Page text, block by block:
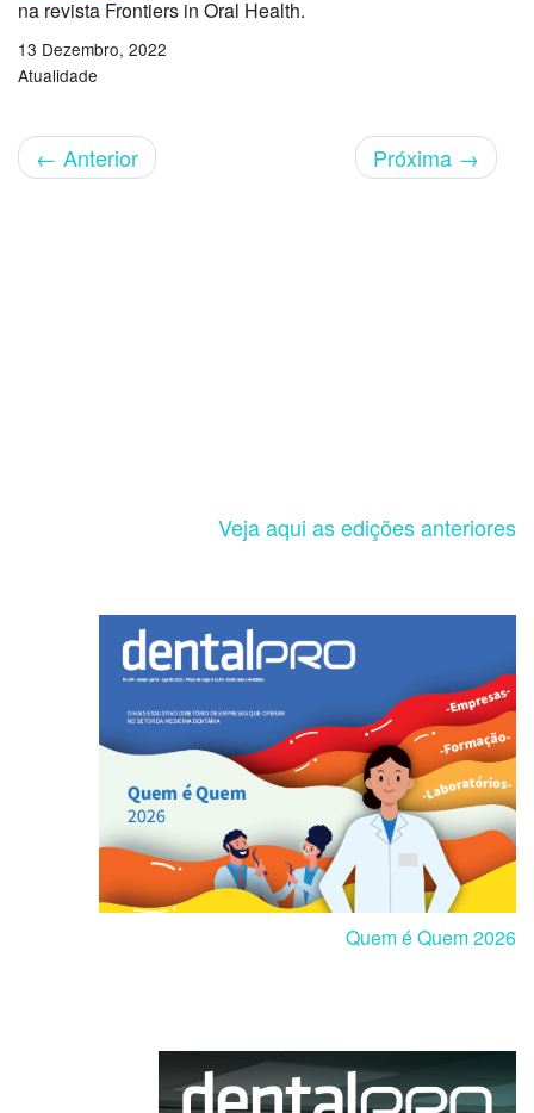
na revista Frontiers in Oral Health.
13 Dezembro, 2022
Atualidade
← Anterior Próxima →
Veja aqui as edições anteriores
Quem é Quem 2026